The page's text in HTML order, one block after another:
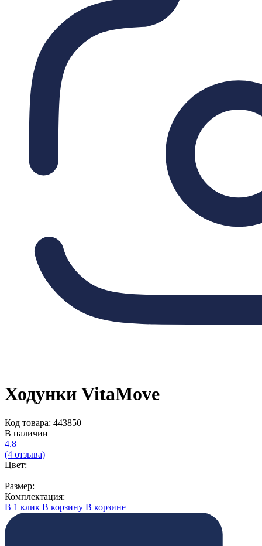
Ходунки VitaMove
Код товара: 443850
В наличии
4.8
(4 отзыва)
Цвет:
Размер:
Комплектация:
В 1 клик В корзину В корзине